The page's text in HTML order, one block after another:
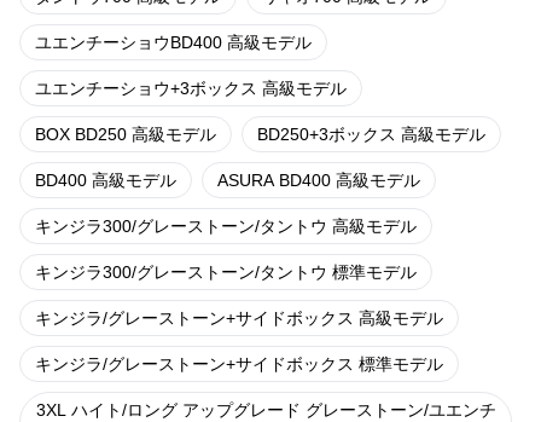
ユエンチーショウBD400 高級モデル
ユエンチーショウ+3ボックス 高級モデル
BOX BD250 高級モデル BD250+3ボックス 高級モデル
BD400 高級モデル ASURA BD400 高級モデル
キンジラ300/グレーストーン/タントウ 高級モデル
キンジラ300/グレーストーン/タントウ 標準モデル
キンジラ/グレーストーン+サイドボックス 高級モデル
キンジラ/グレーストーン+サイドボックス 標準モデル
3XL ハイト/ロング アップグレード グレーストーン/ユエンチ